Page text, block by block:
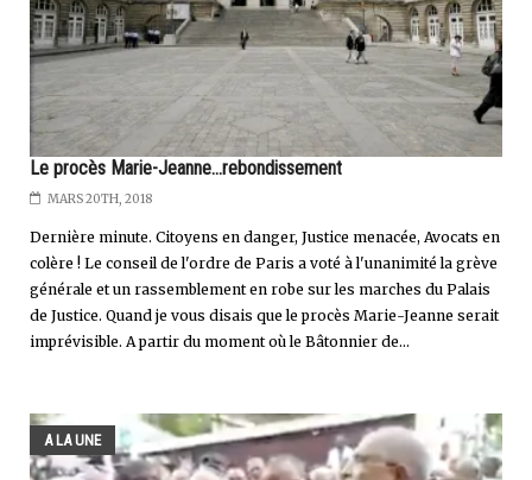
Le procès Marie-Jeanne...rebondissement
MARS 20TH, 2018
Dernière minute. Citoyens en danger, Justice menacée, Avocats en
colère ! Le conseil de l'ordre de Paris a voté à l'unanimité la grève
générale et un rassemblement en robe sur les marches du Palais
de Justice. Quand je vous disais que le procès Marie-Jeanne serait
imprévisible. A partir du moment où le Bâtonnier de...
A LA UNE